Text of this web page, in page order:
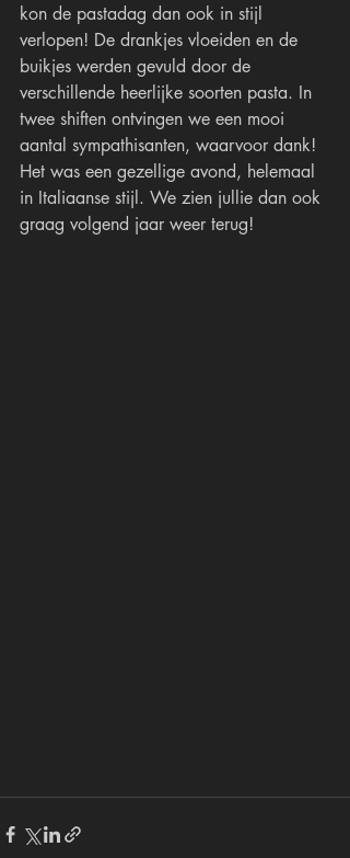
kon de pastadag dan ook in stijl
verlopen! De drankjes vloeiden en de
buikjes werden gevuld door de
verschillende heerlijke soorten pasta. In
twee shiften ontvingen we een mooi
aantal sympathisanten, waarvoor dank!
Het was een gezellige avond, helemaal
in Italiaanse stijl. We zien jullie dan ook
graag volgend jaar weer terug!